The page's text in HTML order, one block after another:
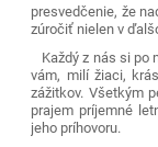
presvedčenie, že
zúročiť nielen v
Každý z nás si po
vám, milí žiaci,
zážitkov. Všetkým
prajem príjemné
jeho príhovoru.